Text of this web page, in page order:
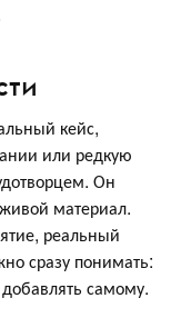
кейс,
или редкую
Он
материал.
реальный
сразу понимать:
самому.